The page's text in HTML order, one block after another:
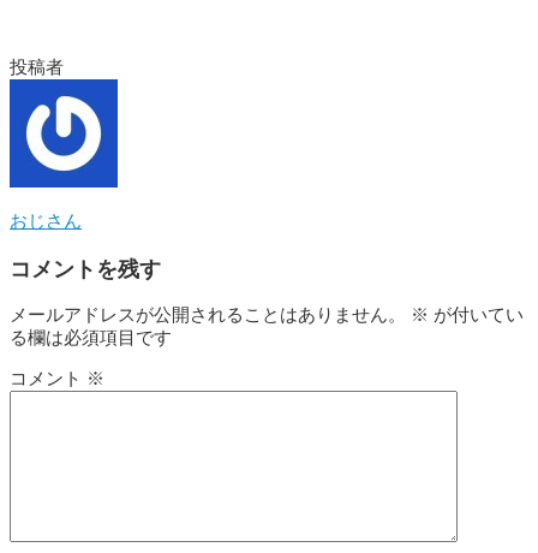
投稿者
おじさん
コメントを残す
メールアドレスが公開されることはありません。 ※ が付いてい
る欄は必須項目です
コメント ※